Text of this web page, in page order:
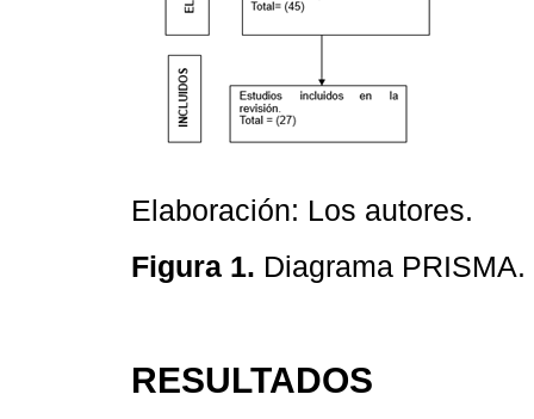
Elaboración: Los autores.
Figura 1. Diagrama PRISMA.
RESULTADOS